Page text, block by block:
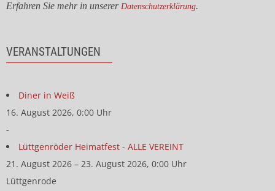
Erfahren Sie mehr in unserer Datenschutzerklärung.
VERANSTALTUNGEN
Diner in Weiß
16. August 2026, 0:00 Uhr
-
Lüttgenröder Heimatfest - ALLE VEREINT
21. August 2026 – 23. August 2026, 0:00 Uhr
Lüttgenrode